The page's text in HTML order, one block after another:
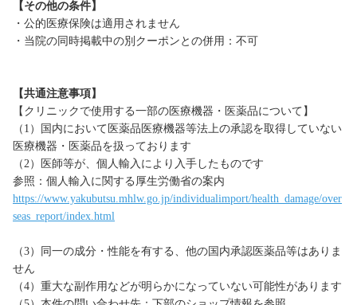
【その他の条件】
・公的医療保険は適用されません
・当院の同時掲載中の別クーポンとの併用：不可
【共通注意事項】
【クリニックで使用する一部の医療機器・医薬品について】
（1）国内において医薬品医療機器等法上の承認を取得していない
医療機器・医薬品を扱っております
（2）医師等が、個人輸入により入手したものです
参照：個人輸入に関する厚生労働省の案内
https://www.yakubutsu.mhlw.go.jp/individualimport/health_damage/over
seas_report/index.html
（3）同一の成分・性能を有する、他の国内承認医薬品等はありま
せん
（4）重大な副作用などが明らかになっていない可能性があります